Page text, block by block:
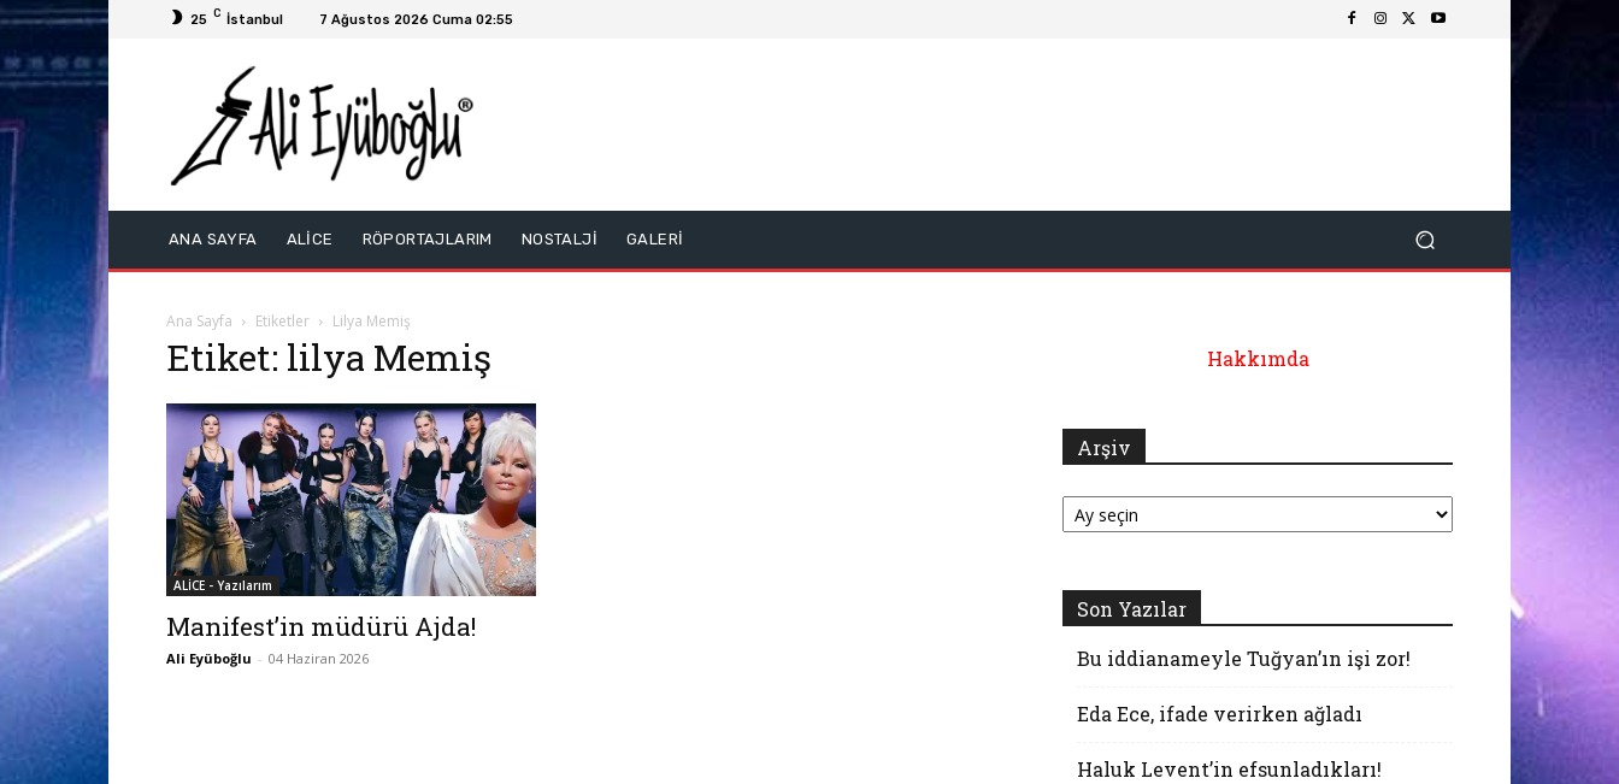
25 C İstanbul 7 Ağustos 2026 Cuma 02:55
ANA SAYFA ALİCE RÖPORTAJLARIM NOSTALJİ GALERİ
Ana Sayfa Etiketler Lilya Memiş
Etiket: lilya Memiş
ALİCE - Yazılarım
Manifest’in müdürü Ajda!
Ali Eyüboğlu - 04 Haziran 2026
Hakkımda
Arşiv
Arşiv
Son Yazılar
Bu iddianameyle Tuğyan’ın işi zor!
Eda Ece, ifade verirken ağladı
Haluk Levent’in efsunladıkları!